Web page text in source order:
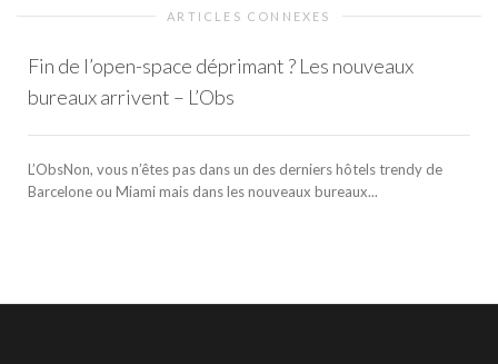
ARTICLES CONNEXES
Fin de l’open-space déprimant ? Les nouveaux
bureaux arrivent – L’Obs
L’ObsNon, vous n’êtes pas dans un des derniers hôtels trendy de
Barcelone ou Miami mais dans les nouveaux bureaux...